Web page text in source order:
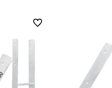
Zu Favoriten
Zu Favoriten